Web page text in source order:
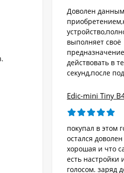
Доволен данным
выполняет своё
действовать в
секунд,после
Edic-mini Tiny
покупал в этом
остался
хорошая и что
есть настройки
голосом. заряд